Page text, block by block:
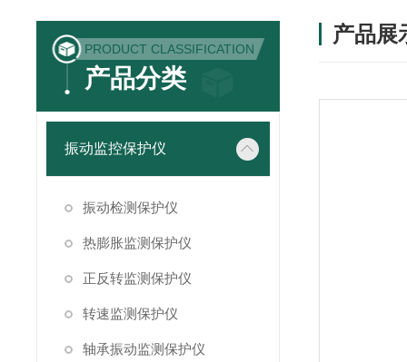
PRODUCT CLASSIFICATION
产品分类
振动监控保护仪
振动检测保护仪
热膨胀监测保护仪
正反转监测保护仪
转速监测保护仪
轴承振动监测保护仪
产品展